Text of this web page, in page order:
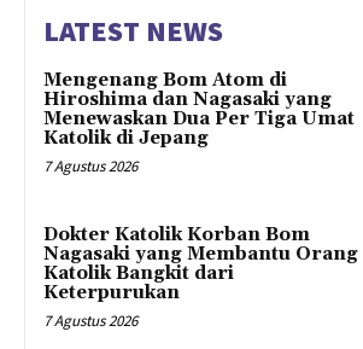
LATEST NEWS
Mengenang Bom Atom di
Hiroshima dan Nagasaki yang
Menewaskan Dua Per Tiga Umat
Katolik di Jepang
7 Agustus 2026
Dokter Katolik Korban Bom
Nagasaki yang Membantu Orang
Katolik Bangkit dari
Keterpurukan
7 Agustus 2026